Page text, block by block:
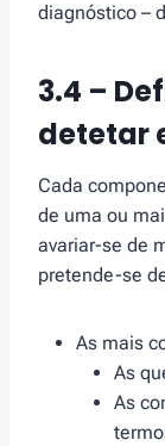
diagnóstico –
3.4 –
detetar
Cada
de uma ou
avariar-se de
pretende-se
As mais
As
As